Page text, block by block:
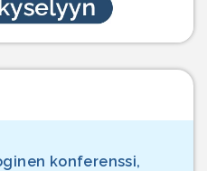
konferenssi,